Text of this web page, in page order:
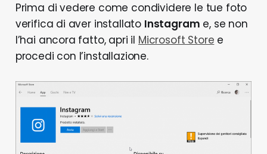
Prima di vedere come condividere le tue foto
verifica di aver installato Instagram e, se non
l’hai ancora fatto, apri il Microsoft Store e
procedi con l’installazione.